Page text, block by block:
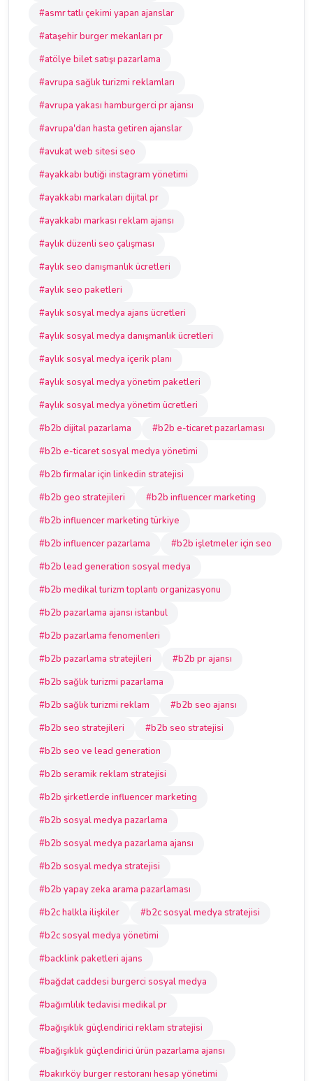
#asmr tatlı çekimi yapan ajanslar
#ataşehir burger mekanları pr
#atölye bilet satışı pazarlama
#avrupa sağlık turizmi reklamları
#avrupa yakası hamburgerci pr ajansı
#avrupa'dan hasta getiren ajanslar
#avukat web sitesi seo
#ayakkabı butiği instagram yönetimi
#ayakkabı markaları dijital pr
#ayakkabı markası reklam ajansı
#aylık düzenli seo çalışması
#aylık seo danışmanlık ücretleri
#aylık seo paketleri
#aylık sosyal medya ajans ücretleri
#aylık sosyal medya danışmanlık ücretleri
#aylık sosyal medya içerik planı
#aylık sosyal medya yönetim paketleri
#aylık sosyal medya yönetim ücretleri
#b2b dijital pazarlama
#b2b e-ticaret pazarlaması
#b2b e-ticaret sosyal medya yönetimi
#b2b firmalar için linkedin stratejisi
#b2b geo stratejileri
#b2b influencer marketing
#b2b influencer marketing türkiye
#b2b influencer pazarlama
#b2b işletmeler için seo
#b2b lead generation sosyal medya
#b2b medikal turizm toplantı organizasyonu
#b2b pazarlama ajansı istanbul
#b2b pazarlama fenomenleri
#b2b pazarlama stratejileri
#b2b pr ajansı
#b2b sağlık turizmi pazarlama
#b2b sağlık turizmi reklam
#b2b seo ajansı
#b2b seo stratejileri
#b2b seo stratejisi
#b2b seo ve lead generation
#b2b seramik reklam stratejisi
#b2b şirketlerde influencer marketing
#b2b sosyal medya pazarlama
#b2b sosyal medya pazarlama ajansı
#b2b sosyal medya stratejisi
#b2b yapay zeka arama pazarlaması
#b2c halkla ilişkiler
#b2c sosyal medya stratejisi
#b2c sosyal medya yönetimi
#backlink paketleri ajans
#bağdat caddesi burgerci sosyal medya
#bağımlılık tedavisi medikal pr
#bağışıklık güçlendirici reklam stratejisi
#bağışıklık güçlendirici ürün pazarlama ajansı
#bakırköy burger restoranı hesap yönetimi